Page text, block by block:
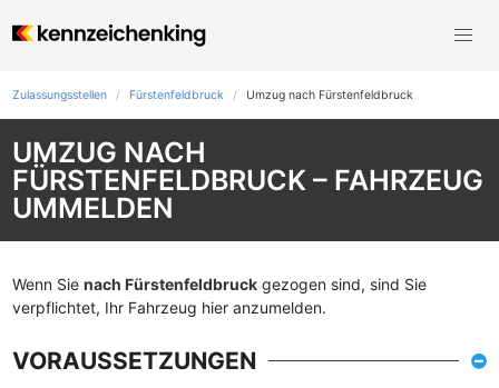
Zulassungsstellen Fürstenfeldbruck Umzug nach Fürstenfeldbruck
UMZUG NACH
FÜRSTENFELDBRUCK – FAHRZEUG
UMMELDEN
Wenn Sie nach Fürstenfeldbruck gezogen sind, sind Sie
verpflichtet, Ihr Fahrzeug hier anzumelden.
VORAUSSETZUNGEN